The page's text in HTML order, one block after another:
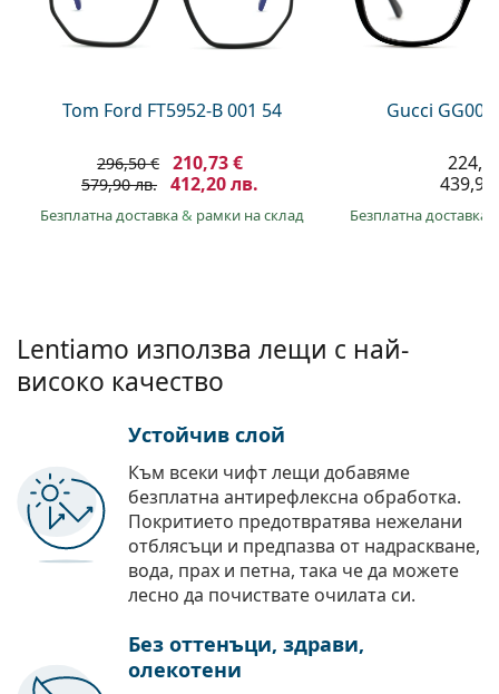
Persol
Всички марки
Tom Ford FT5952-B 001 54
296,50 € 210,73 €
579,90 лв. 412,20 лв.
Безплатна доставка& рамки на склад
Gucci
Безплатна доставка
Lentiamo използва лещи с най-
високо качество
Устойчив слой
Към всеки чифт лещи добавяме
безплатна антирефлексна обработка.
Покритието предотвратява нежелани
отблясъци и предпазва от надраскване,
вода, прах и петна, така че да можете
лесно да почиствате очилата си.
Без оттенъци, здрави,
олекотени